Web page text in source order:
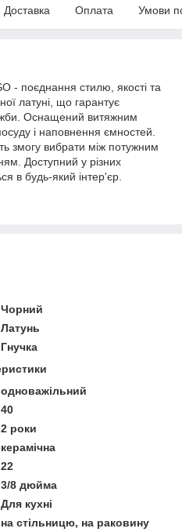
Доставка Оплата Умови
- поєднання стилю, якості та
латуні, що гарантує
Оснащений витяжним
і наповнення ємностей.
змогу вибрати між потужним
Доступний у різних
в будь-який інтер'єр.
Чорний
Латунь
Гнучка
одноважільний
40
2 роки
керамічна
22
3/8 дюйма
Для кухні
на стільницю, на раковину